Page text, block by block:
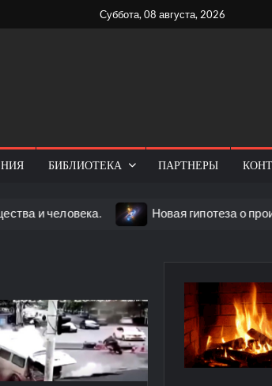
Суббота, 08 августа, 2026
БИБЛИОТЕКА ПАРТНЕРЫ
Новая гипотеза о